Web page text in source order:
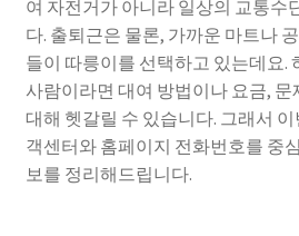
여 자전거가 아니라 일상의 교통수
다. 출퇴근은 물론, 가까운 마트나
들이 따릉이를 선택하고 있는데요.
사람이라면 대여 방법이나 요금, 문
대해 헷갈릴 수 있습니다. 그래서
객센터와 홈페이지 전화번호를 중
보를 정리해드립니다.